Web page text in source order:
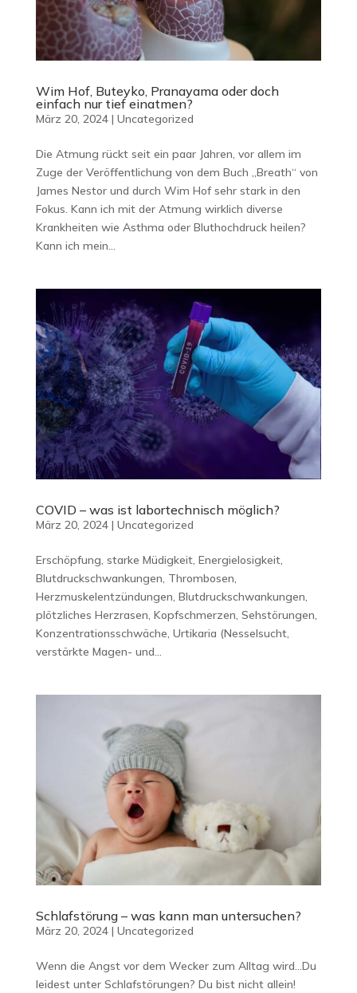
Wim Hof, Buteyko, Pranayama oder doch
einfach nur tief einatmen?
März 20, 2024| Uncategorized
Die Atmung rückt seit ein paar Jahren, vor allem im
Zuge der Veröffentlichung von dem Buch „Breath“ von
James Nestor und durch Wim Hof sehr stark in den
Fokus. Kann ich mit der Atmung wirklich diverse
Krankheiten wie Asthma oder Bluthochdruck heilen?
Kann ich mein...
COVID – was ist labortechnisch möglich?
März 20, 2024| Uncategorized
Erschöpfung, starke Müdigkeit, Energielosigkeit,
Blutdruckschwankungen, Thrombosen,
Herzmuskelentzündungen, Blutdruckschwankungen,
plötzliches Herzrasen, Kopfschmerzen, Sehstörungen,
Konzentrationsschwäche, Urtikaria (Nesselsucht,
verstärkte Magen- und...
Schlafstörung – was kann man untersuchen?
März 20, 2024| Uncategorized
Wenn die Angst vor dem Wecker zum Alltag wird…Du
leidest unter Schlafstörungen? Du bist nicht allein!